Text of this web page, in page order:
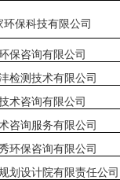
保科技有限公司
保咨询有限公司
检测技术有限公司
术咨询有限公司
咨询服务有限公司
环保咨询有限公司
划设计院有限责任公司